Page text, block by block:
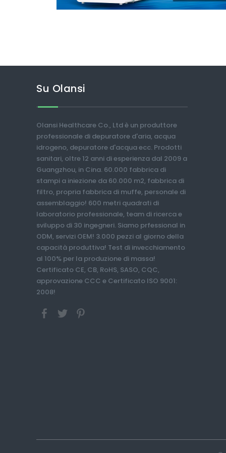
Su Olansi
Olansi Healthcare Co., Ltd è un produttore
professionale di depuratore d'aria, acqua
idrogeno, depuratore d'acqua ecc. Prodotti
sanitari, oltre 12 anni di esperienza dal 2009 a
Guangzhou, in Cina. 60.000 fabbrica di
stampi a iniezione da 60.000 m2, fabbrica di
filtro, propria fabbrica di muffe, personale di
assemblaggio! 600 metri quadrati di
laboratorio professionale, team di ricerca e
sviluppo di 30 ingegneri. Siamo prfessional in
ODM, servizi OEM! 3.000 pezzi al giorno della
capacità produttiva! Test di invecchiamento
al 100% per la produzione di massa!
Certificato CE, CB, RoHS, SASO, CQC,
approvazione CCC e Certificato ISO 9001:
2008!